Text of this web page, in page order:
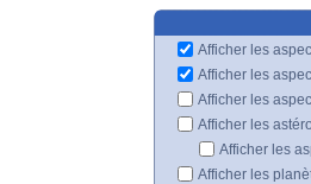
Afficher les
Afficher les
Afficher les
Afficher les
Afficher les
Afficher les